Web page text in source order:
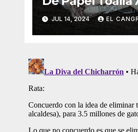
Trump Pa’ Que
De Curita
JUL 14, 2024 EL